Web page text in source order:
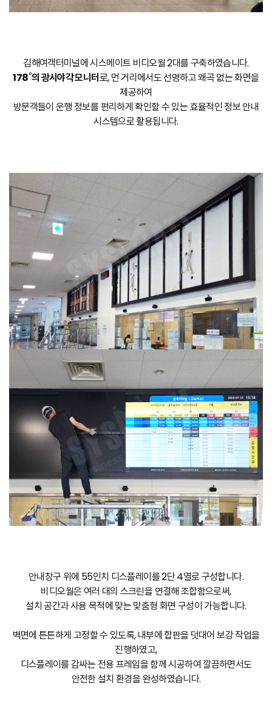
김해여객터미널에 시스메이트 비디오월 2대를 구축하였습니다.
178˚의 광시야각 모니터로, 먼 거리에서도 선명하고 왜곡 없는 화면을
제공하여
방문객들이 운행 정보를 편리하게 확인할 수 있는 효율적인 정보 안내
시스템으로 활용됩니다.
안내창구 위에 55인치 디스플레이를 2단 4열로 구성합니다.
비디오월은 여러 대의 스크린을 연결해 조합함으로써,
설치 공간과 사용 목적에 맞는 맞춤형 화면 구성이 가능합니다.
벽면에 튼튼하게 고정할 수 있도록, 내부에 합판을 덧대어 보강 작업을
진행하였고,
디스플레이를 감싸는 전용 프레임을 함께 시공하여 깔끔하면서도
안전한 설치 환경을 완성하였습니다.